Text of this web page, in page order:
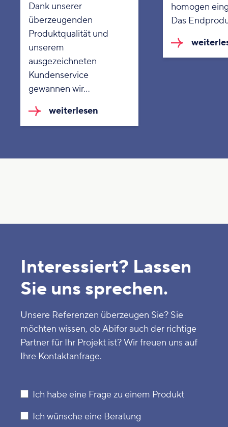
Dank unserer
überzeugenden
Produktqualität und
unserem
ausgezeichneten
Kundenservice
gewannen wir…
weiterlesen
homogen
Das
Interessiert? Lassen
Sie uns sprechen.
Unsere Referenzen überzeugen Sie? Sie
möchten wissen, ob Abifor auch der richtige
Partner für Ihr Projekt ist? Wir freuen uns auf
Ihre Kontaktanfrage.
Ich habe eine Frage zu einem Produkt
Ich wünsche eine Beratung